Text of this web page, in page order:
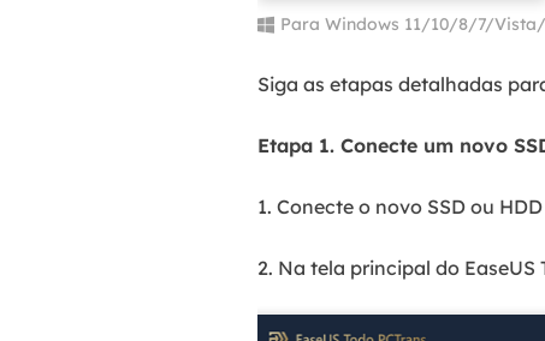
Para Windows 11/10/8/7/
Siga as etapas detalhadas
Etapa 1. Conecte um novo
1. Conecte o novo SSD ou
2. Na tela principal do EaseUS